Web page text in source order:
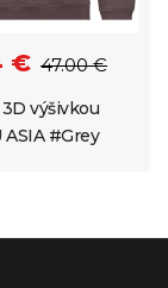
€ 47.00 €
výšivkou
ASIA #Grey